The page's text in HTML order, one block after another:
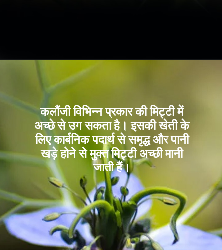
कलौंजी विभिन्न प्रकार की मिट्टी में
अच्छे से उग सकता है। इसकी खेती के
लिए कार्बनिक पदार्थ से समृद्ध और पानी
खड़े होने से मुक्त मिट्टी अच्छी मानी
जाती हैं।